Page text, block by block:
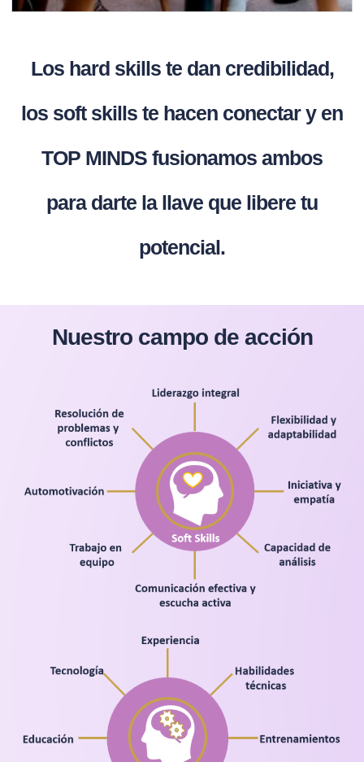
Los hard skills te dan credibilidad,
los soft skills te hacen conectar y en
TOP MINDS fusionamos ambos
para darte la llave que libere tu
potencial.
Nuestro campo de acción